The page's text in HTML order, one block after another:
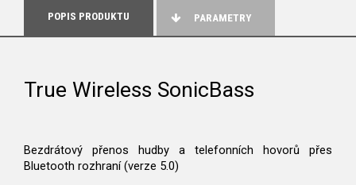
POPIS PRODUKTU PARAMETRY
True Wireless SonicBass
Bezdrátový přenos hudby a telefonních hovorů přes
Bluetooth rozhraní (verze 5.0)